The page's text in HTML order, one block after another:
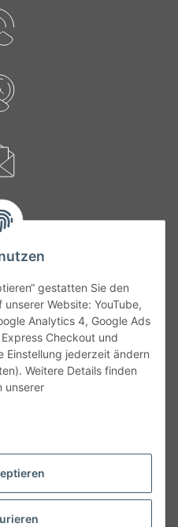
gestatten Sie den
Website: YouTube,
Analytics 4, Google Ads
Checkout und
Einstellung jederzeit ändern
Weitere Details finden
unsererIrrtümer und fehlerhafte
Datenblätter oder spezielle
der Artikel können